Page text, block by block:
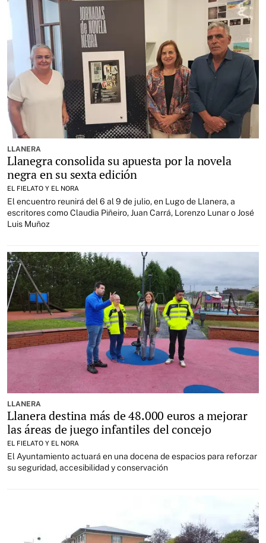
LLANERA
Llanegra consolida su apuesta por la novela
negra en su sexta edición
EL FIELATO Y EL NORA
El encuentro reunirá del 6 al 9 de julio, en Lugo de Llanera, a
escritores como Claudia Piñeiro, Juan Carrá, Lorenzo Lunar o José
Luis Muñoz
LLANERA
Llanera destina más de 48.000 euros a mejorar
las áreas de juego infantiles del concejo
EL FIELATO Y EL NORA
El Ayuntamiento actuará en una docena de espacios para reforzar
su seguridad, accesibilidad y conservación